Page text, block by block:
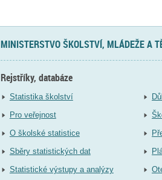
MINISTERSTVO ŠKOLSTVÍ, MLÁDEŽE A
Rejstříky, databáze
Statistika školství
Pro veřejnost
O školské statistice
Sběry statistických dat
Statistické výstupy a analýzy